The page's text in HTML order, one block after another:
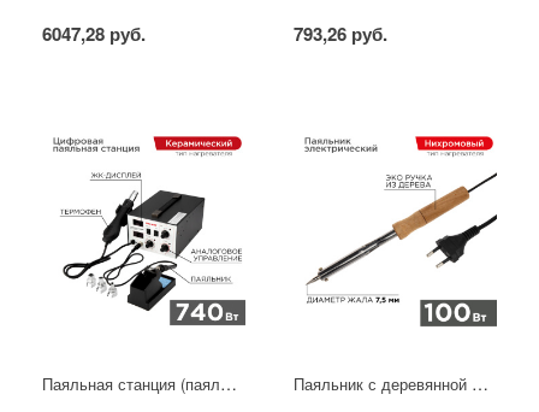
6047,28 руб. 793,26 руб.
Паяльная станция (паяльник + фен), модель R852AD+, 100-500°C, LED дисплей REXANT Паяльник с деревянной ручкой, серия WOOD, 100Вт, 230В, блистер PROconnect